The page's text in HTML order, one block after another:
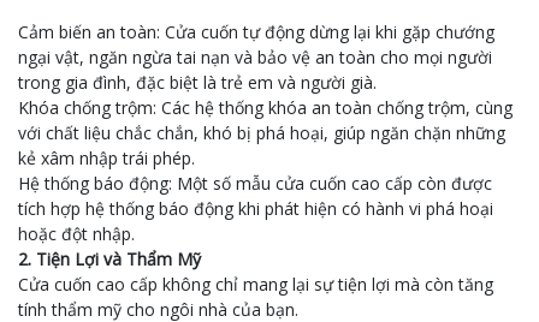
Cảm biến an toàn: Cửa cuốn tự động dừng lại khi gặp chướng
ngại vật, ngăn ngừa tai nạn và bảo vệ an toàn cho mọi người
trong gia đình, đặc biệt là trẻ em và người già.
Khóa chống trộm: Các hệ thống khóa an toàn chống trộm, cùng
với chất liệu chắc chắn, khó bị phá hoại, giúp ngăn chặn những
kẻ xâm nhập trái phép.
Hệ thống báo động: Một số mẫu cửa cuốn cao cấp còn được
tích hợp hệ thống báo động khi phát hiện có hành vi phá hoại
hoặc đột nhập.
2. Tiện Lợi và Thẩm Mỹ
Cửa cuốn cao cấp không chỉ mang lại sự tiện lợi mà còn tăng
tính thẩm mỹ cho ngôi nhà của bạn.